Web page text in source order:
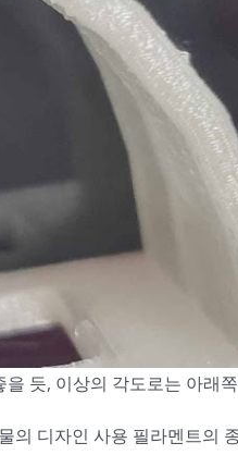
듯, 이상의 각도로는 아래
디자인 사용 필라멘트의